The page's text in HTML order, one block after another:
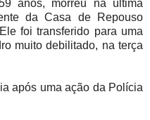
anos, morreu na última
da Casa de Repouso
foi transferido para uma
muito debilitado, na terça
após uma ação da Polícia